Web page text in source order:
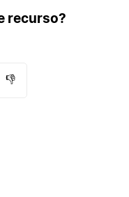
recurso?
👎